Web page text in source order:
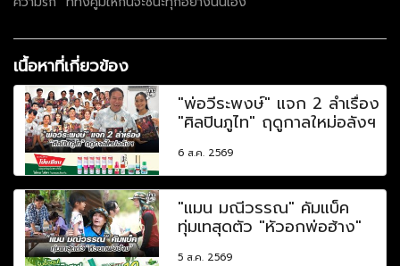
เนื้อหาที่เกี่ยวข้อง
"พ่อวีระพงษ์" แจก 2 ลำเรื่อง
"ศิลปินภูไท" ฤดูกาลใหม่อลังฯ
6 ส.ค. 2569
"แมน มณีวรรณ" คัมแบ็ค
ทุ่มเทสุดตัว "หัวอกพ่อฮ้าง"
5 ส.ค. 2569